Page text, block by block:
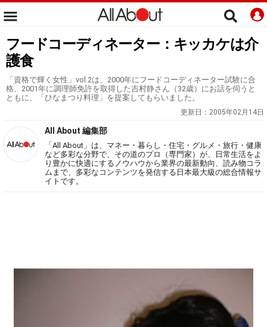
フードコーディネーター：キッカケは介
護食
「資格で輝く女性」vol.2は、2000年にフードコーディネーター試験に合
格、2001年に調理師免許を取得した吉村静さん（32歳）にお話を伺うと
ともに、「ひなまつり料理」を提案してもらいました。
更新日： 2005年02月14日
All About 編集部
「All About」は、マネー・暮らし・住宅・グルメ・旅行・健康
など多彩な分野で、その道のプロ（専門家）が、日常生活をよ
り豊かに快適にするノウハウから業界の最新動向、読み物コラ
ムまで、多彩なコンテンツを発信する日本最大級の総合情報サ
イトです。